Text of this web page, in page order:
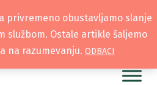
privremeno obustavljamo slanje
službom. Ostale artikle šaljemo
na razumevanju. ODBACI